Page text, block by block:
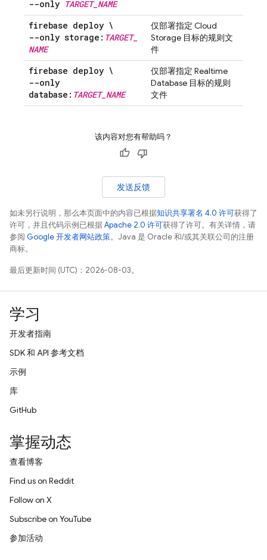
--only TARGET_ NAME
firebase deploy \
--only storage: TARGET_
NAME
仅部署指定 Cloud
Storage 目标的规则文
件
firebase deploy \
--only
database: TARGET_ NAME
仅部署指定 Realtime
Database 目标的规则
文件
该内容对您有帮助吗？
发送反馈
如未另行说明，那么本页面中的内容已根据知识共享署名 4.0 许可获得了
许可，并且代码示例已根据Apache 2.0 许可获得了许可。有关详情，请
参阅 Google 开发者网站政策。Java 是 Oracle 和/或其关联公司的注册
商标。
最后更新时间 (UTC)：2026-08-03。
学习
开发者指南
SDK 和 API 参考文档
示例
库
GitHub
掌握动态
查看博客
Find us on Reddit
Follow on X
Subscribe on YouTube
参加活动